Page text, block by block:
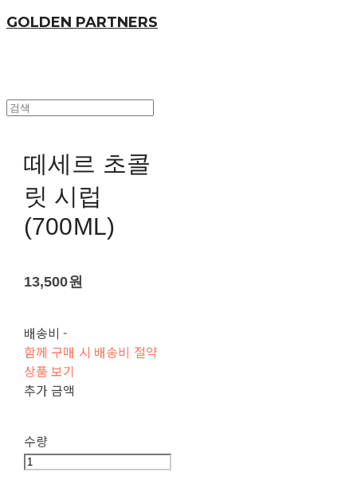
GOLDEN PARTNERS
떼세르 초콜
릿 시럽
(700ML)
13,500원
배송비-
함께 구매 시 배송비 절약
상품 보기
추가 금액
수량